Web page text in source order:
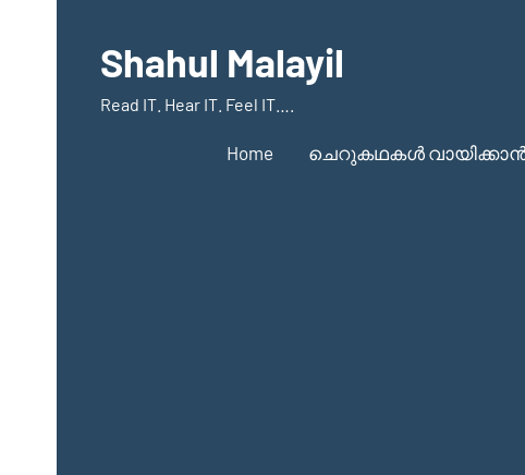
contentShahul Malayil
Read IT. Hear IT. Feel IT….
Home ചെറുകഥകൾ